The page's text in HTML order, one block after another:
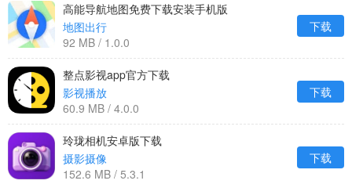
高能导航地图免费下载安装手机版
地图出行
92 MB / 1.0.0
下载
整点影视app官方下载
影视播放
60.9 MB / 4.0.0
下载
玲珑相机安卓版下载
摄影摄像
152.6 MB / 5.3.1
下载